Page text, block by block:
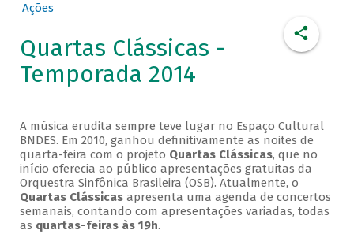
Ações
Quartas Clássicas -
Temporada 2014
A música erudita sempre teve lugar no Espaço Cultural
BNDES. Em 2010, ganhou definitivamente as noites de
quarta-feira com o projeto Quartas Clássicas, que no
início oferecia ao público apresentações gratuitas da
Orquestra Sinfônica Brasileira (OSB). Atualmente, o
Quartas Clássicasapresenta uma agenda de concertos
semanais, contando com apresentações variadas, todas
as quartas-feiras às 19h.